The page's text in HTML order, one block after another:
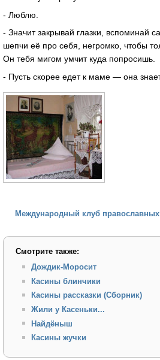
- Люблю.
- Значит закрывай глазки, вспоминай
шепчи её про себя, негромко, чтобы
Он тебя мигом умчит куда попросишь.
- Пусть скорее едет к маме — она
Международный клуб
Смотрите также:
Дождик-Моросит
Касины блинчики
Касины рассказки (Сборник)
Жили у Касеньки...
Найдёныш
Касины жучки